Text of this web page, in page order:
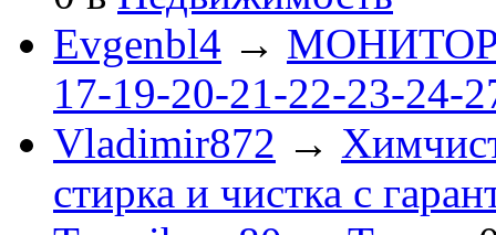
Evgenbl4 → МОНИТОРЫ
17-19-20-21-22-23-24-
Vladimir872 →
стирка и чистка с